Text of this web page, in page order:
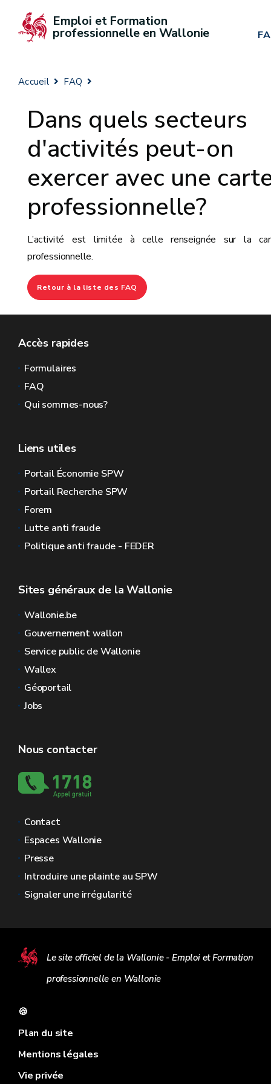
Emploi et Formation
professionnelle en Wallonie
Accueil FAQ
Dans quels secteurs
d'activités peut-on
exercer avec une
professionnelle?
L’activité est limitée à celle renseignée sur la
professionnelle.
Retour à la liste des FAQ
Accès rapides
Formulaires
FAQ
Qui sommes-nous?
Liens utiles
Portail Économie SPW
Portail Recherche SPW
Forem
Lutte anti fraude
Politique anti fraude - FEDER
Sites généraux de la Wallonie
Wallonie.be
Gouvernement wallon
Service public de Wallonie
Wallex
Géoportail
Jobs
Nous contacter
Contact
Espaces Wallonie
Presse
Introduire une plainte au SPW
Signaler une irrégularité
Le site officiel de la Wallonie - Emploi et Formation
professionnelle en Wallonie
🍪
Plan du site
Mentions légales
Vie privée